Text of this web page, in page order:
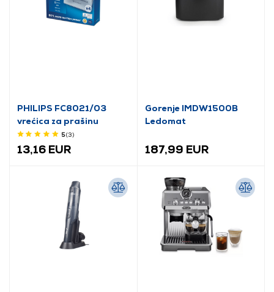
PHILIPS FC8021/03
vrećica za prašinu
5(3)
13,16 EUR
Gorenje IMDW1500B
Ledomat
187,99 EUR